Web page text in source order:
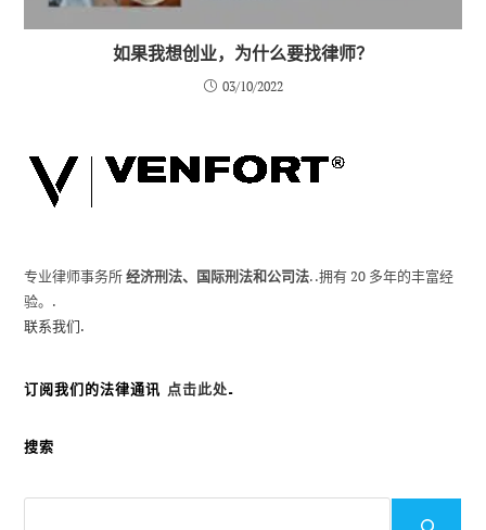
如果我想创业，为什么要找律师？
03/10/2022
专业律师事务所经济刑法、国际刑法和公司法. .拥有 20 多年的丰富经
验。.
联系我们.
订阅我们的法律通讯 点击此处.
搜索